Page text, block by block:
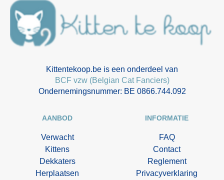
Kittentekoop.be is een onderdeel van
BCF vzw (Belgian Cat Fanciers)
Ondernemingsnummer: BE 0866.744.092
AANBOD
Verwacht
Kittens
Dekkaters
Herplaatsen
INFORMATIE
FAQ
Contact
Reglement
Privacyverklaring